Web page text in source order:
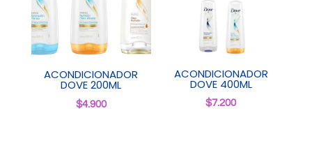
ACONDICIONADOR
DOVE 200ML
$4.900
ACONDICIONADOR
DOVE 400ML
$7.200